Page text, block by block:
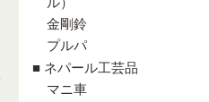
金剛鈴
プルパ
■ ネパール工芸品
マニ車